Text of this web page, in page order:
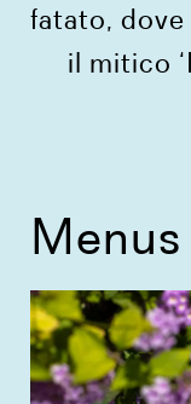
fatato,
il mitico
Menus